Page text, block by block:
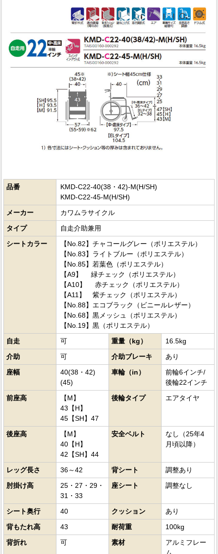
品番
KMD-C22-40(38・42)-M(H/SH)
KMD-C22-45-M(H/SH)
メーカー
カワムラサイクル
タイプ
自走介助兼用
シートカラー
【No.82】チャコールグレー（ポリエステル）
【No.83】ライトブルー（ポリエステル）
【No.85】若葉色（ポリエステル）
【A9】 緑チェック（ポリエステル）
【A10】 赤チェック（ポリエステル）
【A11】 紫チェック（ポリエステル）
【No.88】エコブラック（ビニールレザー）
【No.68】黒メッシュ（ポリエステル）
【No.19】黒（ポリエステル）
自走
可 重量（kg）
16.5kg
介助
可 介助ブレーキ
あり
座幅
40(38・42)
(45)
車輪（in）
前輪6インチ/
後輪22インチ
前座高
【M】
43【H】
45【SH】47
後輪タイプ エアタイヤ
後座高
【M】
40【H】
42【SH】44
安全ベルト
なし（25年4
月頃以降）
レッグ長さ 36～42 背シート
調整あり
肘掛け高
25・27・29・
31・33
座シート 調整なし
シート奥行 40 クッション
あり
背もたれ高
43 耐荷重
100kg
背折れ
可 素材
アルミフレー
ム